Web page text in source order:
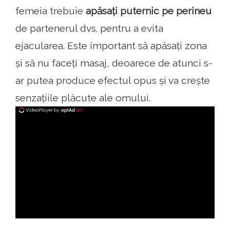
femeia trebuie apăsați puternic pe perineu
de partenerul dvs. pentru a evita
ejacularea. Este important să apăsați zona
și să nu faceți masaj, deoarece de atunci s-
ar putea produce efectul opus și va crește
senzațiile plăcute ale omului.